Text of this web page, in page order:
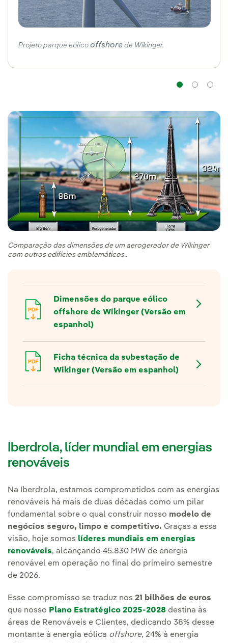
Projeto parque eólico offshore de Wikinger.
Comparação das dimensões de um aerogerador de Wikinger
com outros edifícios emblemáticos..
Dimensões do parque eólico
offshore de Wikinger (Versão em
espanhol)
Ficha técnica da subestação de
Wikinger (Versão em espanhol)
Iberdrola, líder mundial em energias
renováveis
Na Iberdrola, estamos comprometidos com as energias
renováveis há mais de duas décadas como um pilar
fundamental sobre o qual construir nosso modelo de
negócios seguro, limpo e competitivo. Graças a essa
visão, hoje somos líderes mundiais em energias
renováveis, alcançando 45.830 MW de energia
renovável em operação no final do primeiro semestre
de 2026.
Esse compromisso se traduz nos 21 bilhões de euros
que nosso Plano Estratégico 2025-2028 destina às
áreas de Renováveis e Clientes, dedicando 38% desse
montante à energia eólica offshore, 24% à energia